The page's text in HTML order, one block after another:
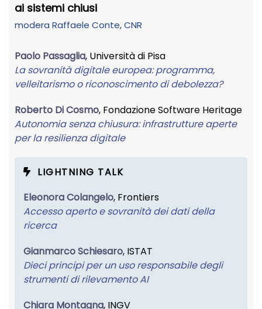
ai sistemi chiusi
modera Raffaele Conte, CNR
Paolo Passaglia, Università di Pisa
La sovranità digitale europea: programma,
velleitarismo o riconoscimento di debolezza?
Roberto Di Cosmo, Fondazione Software Heritage
Autonomia senza chiusura: infrastrutture aperte
per la resilienza digitale
LIGHTNING TALK
Eleonora Colangelo, Frontiers
Accesso aperto e sovranità dei dati della
ricerca
Gianmarco Schiesaro, ISTAT
Dieci principi per un uso responsabile degli
strumenti di rilevamento AI
Chiara Montagna, INGV